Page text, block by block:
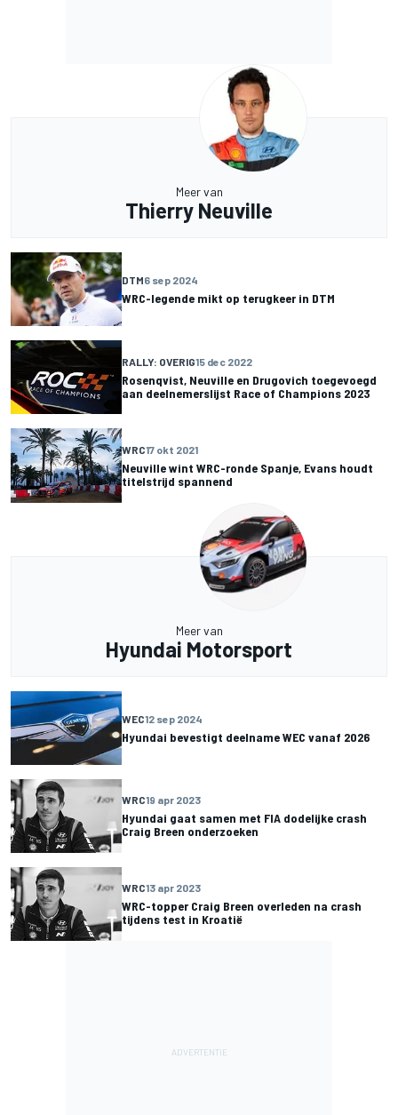
Meer van
Thierry Neuville
DTM6 sep 2024
WRC-legende mikt op terugkeer in DTM
RALLY: OVERIG15 dec 2022
Rosenqvist, Neuville en Drugovich toegevoegd
aan deelnemerslijst Race of Champions 2023
WRC17 okt 2021
Neuville wint WRC-ronde Spanje, Evans houdt
titelstrijd spannend
Meer van
Hyundai Motorsport
WEC12 sep 2024
Hyundai bevestigt deelname WEC vanaf 2026
WRC19 apr 2023
Hyundai gaat samen met FIA dodelijke crash
Craig Breen onderzoeken
WRC13 apr 2023
WRC-topper Craig Breen overleden na crash
tijdens test in Kroatië